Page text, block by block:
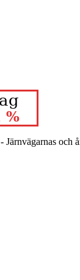
- Järnvägarnas och